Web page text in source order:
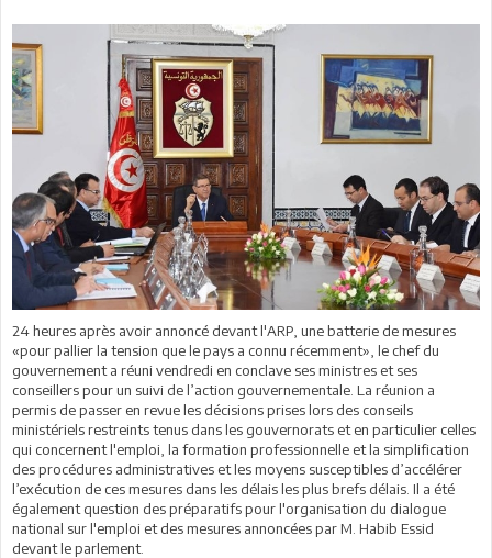
24 heures après avoir annoncé devant l'ARP, une batterie de mesures
«pour pallier la tension que le pays a connu récemment», le chef du
gouvernement a réuni vendredi en conclave ses ministres et ses
conseillers pour un suivi de l’action gouvernementale. La réunion a
permis de passer en revue les décisions prises lors des conseils
ministériels restreints tenus dans les gouvernorats et en particulier celles
qui concernent l'emploi, la formation professionnelle et la simplification
des procédures administratives et les moyens susceptibles d’accélérer
l’exécution de ces mesures dans les délais les plus brefs délais. Il a été
également question des préparatifs pour l'organisation du dialogue
national sur l'emploi et des mesures annoncées par M. Habib Essid
devant le parlement.